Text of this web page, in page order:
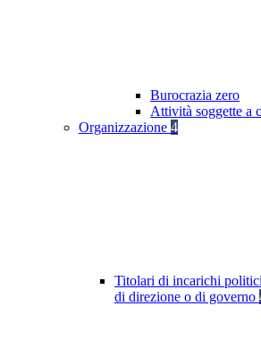
Burocrazia zero
Attività soggette a
Organizzazione 4
Titolari di incarichi
di direzione o di governo